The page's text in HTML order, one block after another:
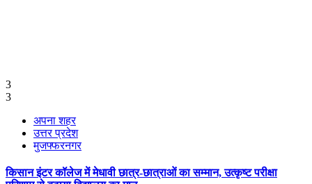
3
3
अपना शहर
उत्तर प्रदेश
मुजफ्फरनगर
किसान इंटर कॉलेज में मेधावी छात्र-छात्राओं का सम्मान, उत्कृष्ट परीक्षा